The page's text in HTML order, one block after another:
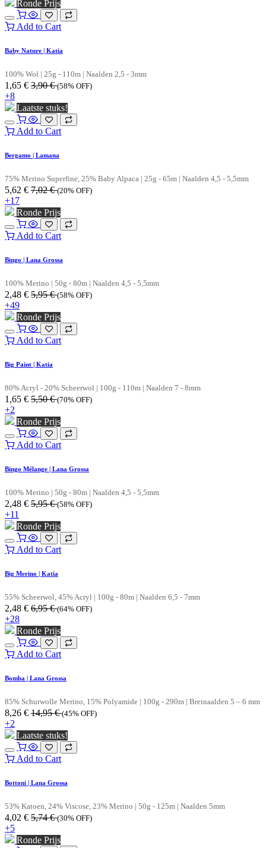
Ronde Prijs
Add to Cart
Baby Nature | Katia
100% Wol | 25g - 110m | Naalden 2,5 - 3mm
1,65 € 3,90€ (58% OFF)
+8
Laatste stuks!
Add to Cart
Bergamo | Lamana
75% Merino Superfine, 25% Baby Alpaca | 25g - 65m | Naalden 4,5 - 5,5mm
5,62 € 7,02€ (20% OFF)
+17
Ronde Prijs
Add to Cart
Bingo | Lana Grossa
100% Merino | 50g - 80m | Naalden 4,5 - 5,5mm
2,48 € 5,95€ (58% OFF)
+49
Ronde Prijs
Add to Cart
Big Paint | Katia
80% Acryl - 20% Scheerwol | 100g - 110m | Naalden 7 - 8mm
1,65 € 5,50€ (70% OFF)
+2
Ronde Prijs
Add to Cart
Bingo Mélange | Lana Grossa
100% Merino | 50g - 80m | Naalden 4,5 - 5,5mm
2,48 € 5,95€ (58% OFF)
+11
Ronde Prijs
Add to Cart
Big Merino | Katia
55% Scheerwol, 45% Acryl | 100g - 80m | Naalden 6,5 - 7mm
2,48 € 6,95€ (64% OFF)
+28
Ronde Prijs
Add to Cart
Bomba | Lana Grossa
85% Schurwolle Merino, 15% Polyamide | 100g - 290m | Breinaalden 5 – 6 mm
8,26 € 14,95€ (45% OFF)
+2
Laatste stuks!
Add to Cart
Bottoni | Lana Grossa
53% Katoen, 24% Viscose, 23% Merino | 50g - 125m | Naalden 5mm
4,02 € 5,74€ (30% OFF)
+5
Ronde Prijs